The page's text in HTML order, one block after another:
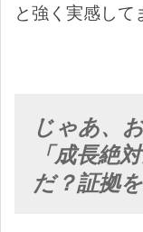
と強く実感して
じゃあ、
「成長絶
だ？証拠